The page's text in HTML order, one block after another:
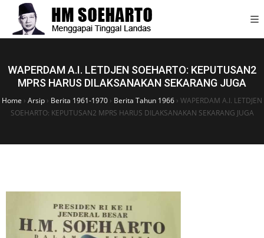
WAPERDAM A.I. LETDJEN SOEHARTO: KEPUTUSAN2
MPRS HARUS DILAKSANAKAN SEKARANG JUGA
Home › Arsip › Berita 1961-1970 › Berita Tahun 1966 › WAPERDAM A.I. LETDJEN
SOEHARTO: KEPUTUSAN2 MPRS HARUS DILAKSANAKAN SEKARANG JUGA